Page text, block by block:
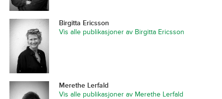
Birgitta Ericsson
Vis alle publikasjoner av Birgitta Ericsson
Merethe Lerfald
Vis alle publikasjoner av Merethe Lerfald